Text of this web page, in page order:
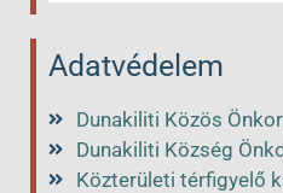
Adatvédelem
Dunakiliti Közös
Dunakiliti Község
Közterületi térfigyelő